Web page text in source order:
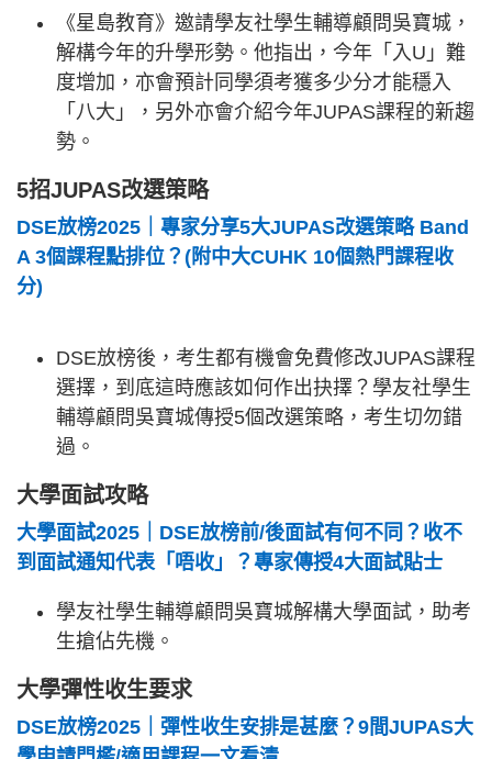
《星島教育》邀請學友社學生輔導顧問吳寶城，
解構今年的升學形勢。他指出，今年「入U」難
度增加，亦會預計同學須考獲多少分才能穩入
「八大」，另外亦會介紹今年JUPAS課程的新趨
勢。
5招JUPAS改選策略
DSE放榜2025｜專家分享5大JUPAS改選策略 Band
A 3個課程點排位？(附中大CUHK 10個熱門課程收
分)
DSE放榜後，考生都有機會免費修改JUPAS課程
選擇，到底這時應該如何作出抉擇？學友社學生
輔導顧問吳寶城傳授5個改選策略，考生切勿錯
過。
大學面試攻略
大學面試2025｜DSE放榜前/後面試有何不同？收不
到面試通知代表「唔收」？專家傳授4大面試貼士
學友社學生輔導顧問吳寶城解構大學面試，助考
生搶佔先機。
大學彈性收生要求
DSE放榜2025｜彈性收生安排是甚麼？9間JUPAS大